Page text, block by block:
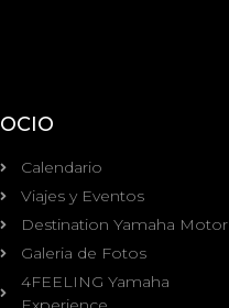
OCIO
Calendario
Viajes y Eventos
Destination Yamaha Motor
Galeria de Fotos
4FEELING Yamaha